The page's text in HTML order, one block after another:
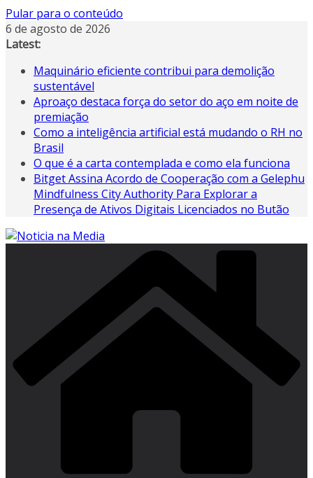
Pular para o conteúdo
6 de agosto de 2026
Latest:
Maquinário eficiente contribui para demolição
sustentável
Aproaço destaca força do setor do aço em noite de
premiação
Como a inteligência artificial está mudando o RH no
Brasil
O que é a carta contemplada e como ela funciona
Bitget Assina Acordo de Cooperação com a Gelephu
Mindfulness City Authority Para Explorar a
Presença de Ativos Digitais Licenciados no Butão